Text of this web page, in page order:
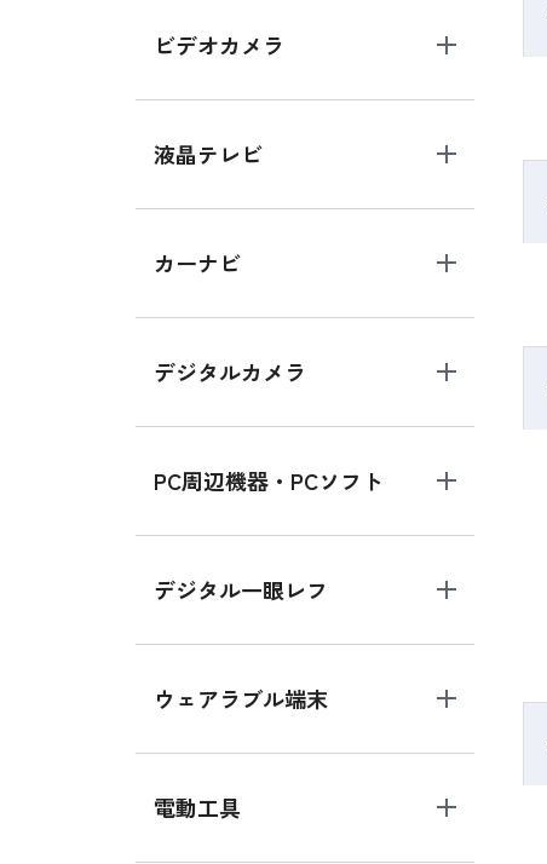
ビデオカメラ
液晶テレビ
カーナビ
デジタルカメラ
PC周辺機器・PCソフト
デジタル一眼レフ
ウェアラブル端末
電動工具